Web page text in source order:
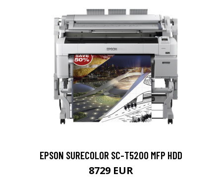
EPSON SURECOLOR SC-T5200 MFP HDD
8729 EUR